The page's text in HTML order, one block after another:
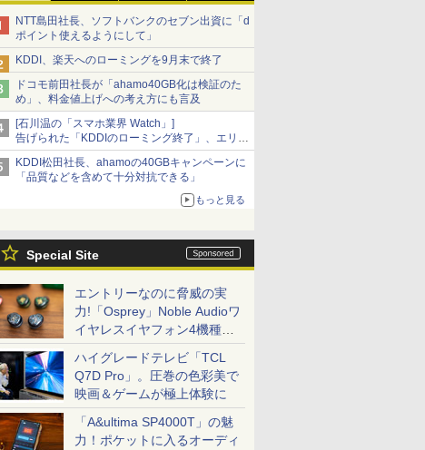
NTT島田社長、ソフトバンクのセブン出資に「d
ポイント使えるようにして」
KDDI、楽天へのローミングを9月末で終了
ドコモ前田社長が「ahamo40GB化は検証のた
め」、料金値上げへの考え方にも言及
[石川温の「スマホ業界 Watch」]
告げられた「KDDIのローミング終了」、エリア
マップの落とし穴と楽天モバイルの課題
KDDI松田社長、ahamoの40GBキャンペーンに
「品質などを含めて十分対抗できる」
もっと見る
Special Site
エントリーなのに脅威の実
力!「Osprey」Noble Audioワ
イヤレスイヤフォン4機種を
一気に聴く
ハイグレードテレビ「TCL
Q7D Pro」。圧巻の色彩美で
映画＆ゲームが極上体験に
「A&ultima SP4000T」の魅
力！ポケットに入るオーディ